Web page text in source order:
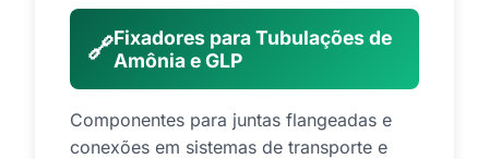
🔗Fixadores para Tubulações de
Amônia e GLP
Componentes para juntas flangeadas e
conexões em sistemas de transporte e